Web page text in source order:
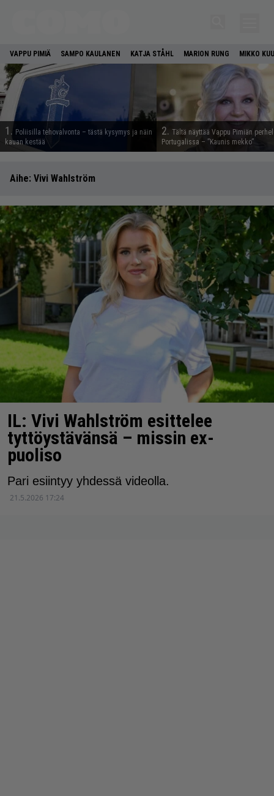
VAPPU PIMIÄ SAMPO KAULANEN KATJA STÅHL MARION RUNG MIKKO
1. Poliisilla tehovalvonta – tästä kysymys ja näin
kauan kestää
2. Tältä näyttää Vappu Pimiän
Portugalissa – ”Kaunis mekko”
Aihe: Vivi Wahlström
IL: Vivi Wahlström esittelee
tyttöystävänsä – missin ex-
puoliso
Pari esiintyy yhdessä videolla.
21.5.2026 17:24